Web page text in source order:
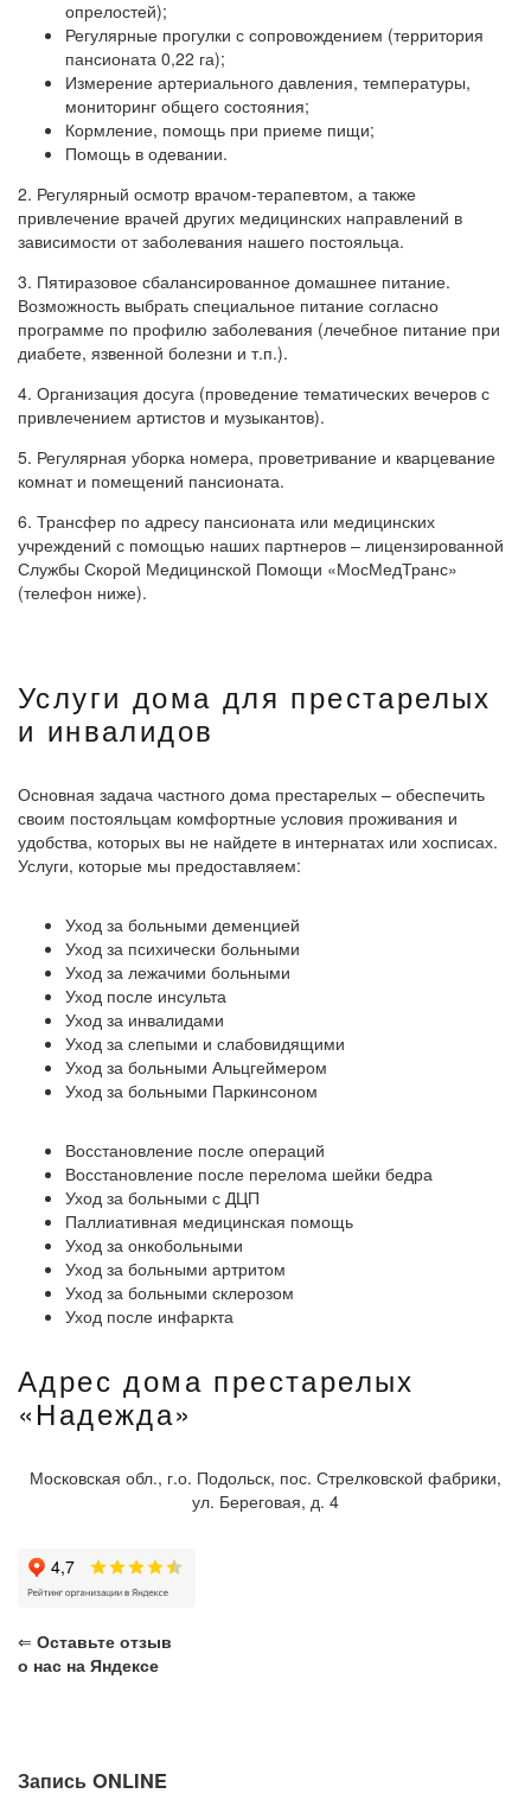
опрелостей);
Регулярные прогулки с сопровождением (территория
пансионата 0,22 га);
Измерение артериального давления, температуры,
мониторинг общего состояния;
Кормление, помощь при приеме пищи;
Помощь в одевании.
2. Регулярный осмотр врачом-терапевтом, а также
привлечение врачей других медицинских направлений в
зависимости от заболевания нашего постояльца.
3. Пятиразовое сбалансированное домашнее питание.
Возможность выбрать специальное питание согласно
программе по профилю заболевания (лечебное питание при
диабете, язвенной болезни и т.п.).
4. Организация досуга (проведение тематических вечеров с
привлечением артистов и музыкантов).
5. Регулярная уборка номера, проветривание и кварцевание
комнат и помещений пансионата.
6. Трансфер по адресу пансионата или медицинских
учреждений с помощью наших партнеров – лицензированной
Службы Скорой Медицинской Помощи «МосМедТранс»
(телефон ниже).
Услуги дома для престарелых
и инвалидов
Основная задача частного дома престарелых – обеспечить
своим постояльцам комфортные условия проживания и
удобства, которых вы не найдете в интернатах или хосписах.
Услуги, которые мы предоставляем:
Уход за больными деменцией
Уход за психически больными
Уход за лежачими больными
Уход после инсульта
Уход за инвалидами
Уход за слепыми и слабовидящими
Уход за больными Альцгеймером
Уход за больными Паркинсоном
Восстановление после операций
Восстановление после перелома шейки бедра
Уход за больными с ДЦП
Паллиативная медицинская помощь
Уход за онкобольными
Уход за больными артритом
Уход за больными склерозом
Уход после инфаркта
Адрес дома престарелых
«Надежда»
Московская обл., г.о. Подольск, пос. Стрелковской фабрики,
ул. Береговая, д. 4
⇐ Оставьте отзыв
о нас на Яндексе
Запись ONLINE